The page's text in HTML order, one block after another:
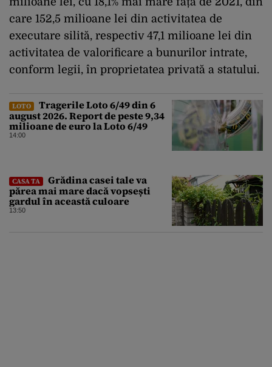
care 152,5 milioane lei din activitatea de
executare silită, respectiv 47,1 milioane lei din
activitatea de valorificare a bunurilor intrate,
conform legii, în proprietatea privată a statului.
LOTO
Tragerile Loto 6/49 din 6
august 2026. Report de peste 9,34
milioane de euro la Loto 6/49
14:00
CASA TA
Grădina casei tale va
părea mai mare dacă vopsești
gardul în această culoare
13:50